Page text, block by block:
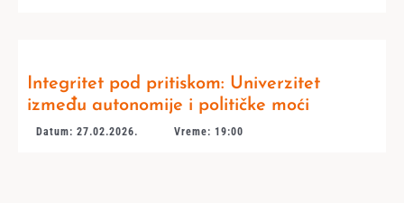
Integritet pod pritiskom: Univerzitet
između autonomije i političke moći
Datum: 27.02.2026. Vreme: 19:00